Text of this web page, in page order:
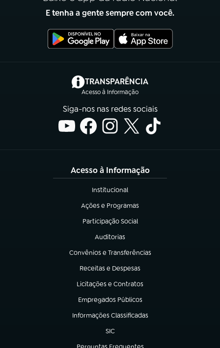
E tenha a gente sempre com você.
TRANSPARÊNCIA
Acesso à Informação
(abre em nova aba)
Siga-nos nas redes sociais
Acesso à Informação
Institucional
(abre em nova aba)
Ações e Programas
(abre em nova aba)
Participação Social
(abre em nova aba)
Auditorias
(abre em nova aba)
Convênios e Transferências
(abre em nova aba)
Receitas e Despesas
(abre em nova aba)
Licitações e Contratos
(abre em nova aba)
Empregados Públicos
(abre em nova aba)
Informações Classificadas
(abre em nova aba)
SIC
(abre em nova aba)